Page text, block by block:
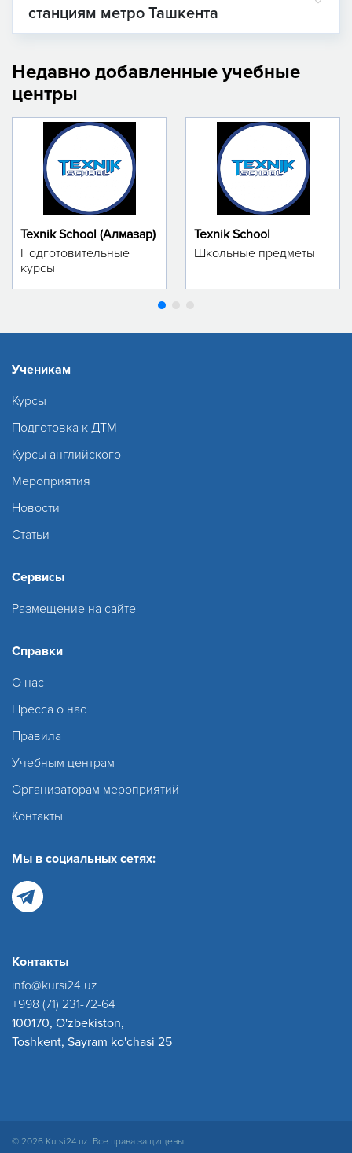
станциям метро Ташкента
Недавно добавленные учебные
центры
Texnik School (Алмазар)
Подготовительные
курсы
Texnik School
Школьные предметы
Ученикам
Курсы
Подготовка к ДТМ
Курсы английского
Мероприятия
Новости
Статьи
Сервисы
Размещение на сайте
Справки
О нас
Пресса о нас
Правила
Учебным центрам
Организаторам мероприятий
Контакты
Мы в социальных сетях:
Контакты
info@kursi24.uz
+998 (71) 231-72-64
100170, O'zbekiston,
Toshkent, Sayram ko'chasi 25
© 2026 Kursi24.uz. Все права защищены.